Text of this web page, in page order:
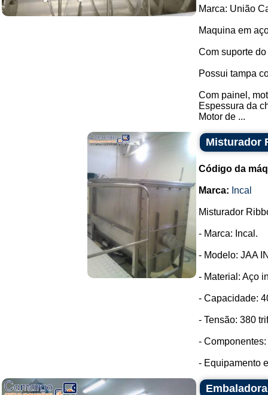
Marca: União
Maquina em
Com suporte
Possui tampa
Com painel,
Espessura da
Motor de ...
Misturador
Código da
Marca: Incal
Misturador
- Marca: Incal.
- Modelo: JAA
- Material: Aço
- Capacidade:
- Tensão: 380
-
- Equipamento